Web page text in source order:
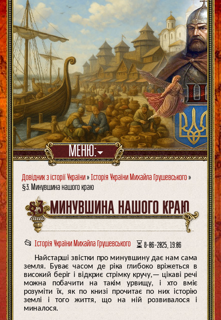
МЕНЮ:
Довідник з історії України»Історія України Михайла Грушевського»
§3. Минувшина нашого краю
§3. МИНУВШИНА НАШОГО КРАЮ
📂 Історія України Михайла Грушевського ⏳ 8-06-2025, 19:06
Найстарші звістки про минувшину дає нам сама
земля. Буває часом де ріка глибоко вріжеться в
високий беріг і відкриє стрімку кручу,— цікаві речі
можна побачити на такім урвищу, і хто вміє
розуміти їх, як по книзі прочитає по них історію
землі і того життя, що на ній розвивалося і
миналося.